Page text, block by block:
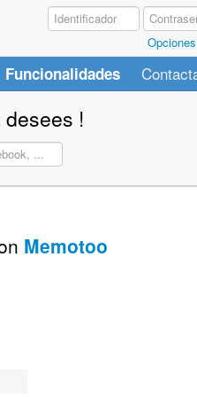
Opciones
Funcionalidades
!
Memotoo